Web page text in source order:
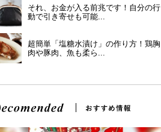
それ、お金が入る前兆です！自分の行
動で引き寄せも可能...
超簡単「塩糖水漬け」の作り方！鶏胸
肉や豚肉、魚も柔ら...